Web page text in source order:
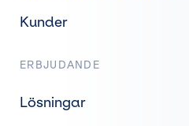
Kunder
ERBJUDANDE
Lösningar